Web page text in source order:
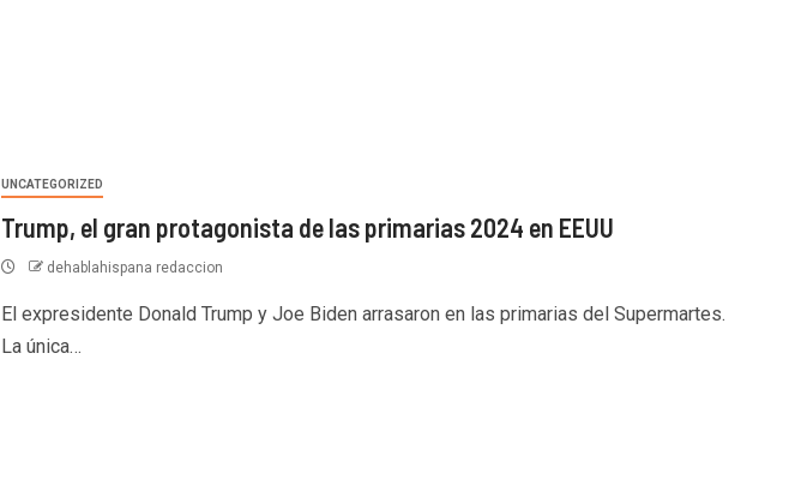
UNCATEGORIZED
Trump, el gran protagonista de las primarias 2024 en EEUU
dehablahispana redaccion
El expresidente Donald Trump y Joe Biden arrasaron en las primarias del Supermartes.
La única…